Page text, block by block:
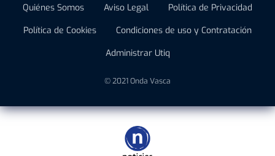
Quiénes Somos Aviso Legal
Política de Privacidad
Política de Cookies
Condiciones de uso y Contratación
Administrar Utiq
© 2021 Onda Vasca